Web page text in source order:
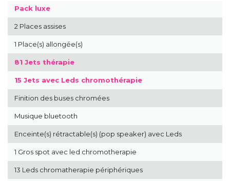
Pack luxe
2 Places assises
1 Place(s) allongée(s)
81 Jets thérapie
15 Jets avec Leds chromothérapie
Finition des buses chromées
Musique bluetooth
Enceinte(s) rétractable(s) (pop speaker) avec Leds
1 Gros spot avec led chromotherapie
13 Leds chromatherapie périphériques